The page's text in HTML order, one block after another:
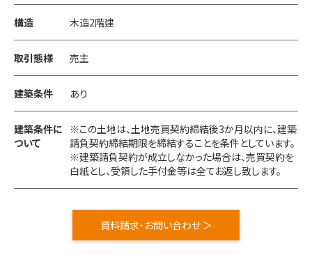
構造 木造2階建
取引態様 売主
建築条件 あり
建築条件に
ついて
※この土地は、土地売買契約締結後3か月以内に、建築
請負契約締結期限を締結することを条件としています。
※建築請負契約が成立しなかった場合は、売買契約を
白紙とし、受領した手付金等は全てお返し致します。
資料請求・お問い合わせ ＞